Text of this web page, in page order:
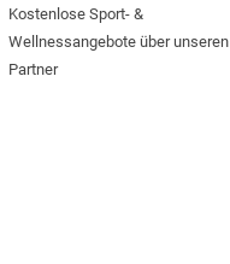
Kostenlose Sport- &
Wellnessangebote über unseren
Partner